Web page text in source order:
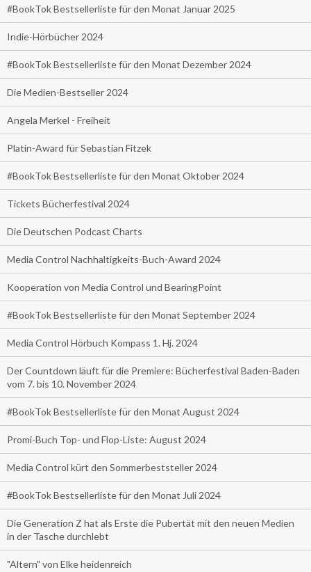
#BookTok Bestsellerliste für den Monat Januar 2025
Indie-Hörbücher 2024
#BookTok Bestsellerliste für den Monat Dezember 2024
Die Medien-Bestseller 2024
Angela Merkel - Freiheit
Platin-Award für Sebastian Fitzek
#BookTok Bestsellerliste für den Monat Oktober 2024
Tickets Bücherfestival 2024
Die Deutschen Podcast Charts
Media Control Nachhaltigkeits-Buch-Award 2024
Kooperation von Media Control und BearingPoint
#BookTok Bestsellerliste für den Monat September 2024
Media Control Hörbuch Kompass 1. Hj. 2024
Der Countdown läuft für die Premiere: Bücherfestival Baden-Baden
vom 7. bis 10. November 2024
#BookTok Bestsellerliste für den Monat August 2024
Promi-Buch Top- und Flop-Liste: August 2024
Media Control kürt den Sommerbeststeller 2024
#BookTok Bestsellerliste für den Monat Juli 2024
Die Generation Z hat als Erste die Pubertät mit den neuen Medien
in der Tasche durchlebt
"Altern" von Elke heidenreich